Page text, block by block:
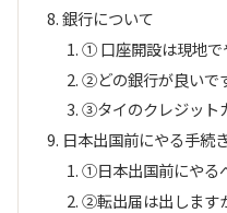
銀行について
① 口座開設は現地で
②どの銀行が良いで
③タイのクレジット
日本出国前にやる手続
①日本出国前にやる
②転出届は出します